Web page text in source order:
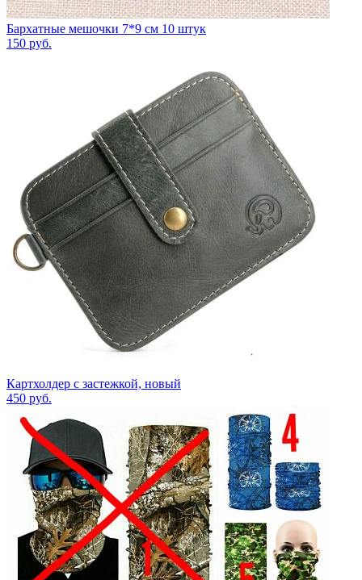
Бархатные мешочки 7*9 см 10 штук
150 руб.
Картхолдер с застежкой, новый
450 руб.